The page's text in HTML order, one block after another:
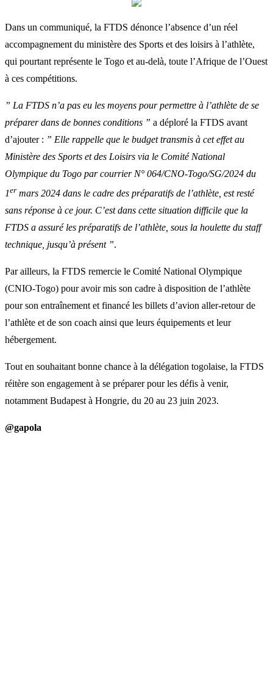
Dans un communiqué, la FTDS dénonce l’absence d’un réel
accompagnement du ministère des Sports et des loisirs à l’athlète,
qui pourtant représente le Togo et au-delà, toute l’Afrique de l’Ouest
à ces compétitions.
” La FTDS n’a pas eu les moyens pour permettre à l’athlète de se
préparer dans de bonnes conditions ” a déploré la FTDS avant
d’ajouter : ” Elle rappelle que le budget transmis à cet effet au
Ministère des Sports et des Loisirs via le Comité National
Olympique du Togo par courrier N° 064/CNO-Togo/SG/2024 du
1er mars 2024 dans le cadre des préparatifs de l’athlète, est resté
sans réponse à ce jour. C’est dans cette situation difficile que la
FTDS a assuré les préparatifs de l’athlète, sous la houlette du staff
technique, jusqu’à présent ”.
Par ailleurs, la FTDS remercie le Comité National Olympique
(CNIO-Togo) pour avoir mis son cadre à disposition de l’athlète
pour son entraînement et financé les billets d’avion aller-retour de
l’athlète et de son coach ainsi que leurs équipements et leur
hébergement.
Tout en souhaitant bonne chance à la délégation togolaise, la FTDS
réitère son engagement à se préparer pour les défis à venir,
notamment Budapest à Hongrie, du 20 au 23 juin 2023.
@gapola